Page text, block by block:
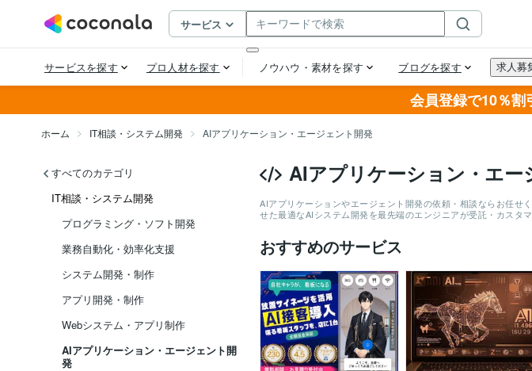
会員登録で10％割
ホーム IT相談・システム開発 AIアプリケーション・エージェント開発
すべてのカテゴリ
IT相談・システム開発
プログラミング・ソフト開発
業務自動化・効率化支援
システム開発・制作
アプリ開発・制作
Webシステム・アプリ制作
AIアプリケーション・エージェント開
発
AIアプリケーション・エー
AIアプリケーションやエージェント開発の依頼・相談ならお任せ
せた最適なAIシステム開発を最先端のエンジニアが受託・カスタマ
おすすめのサービス